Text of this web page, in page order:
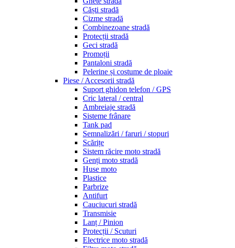
Căști stradă
Cizme stradă
Combinezoane stradă
Protecții stradă
Geci stradă
Promoții
Pantaloni stradă
Pelerine și costume de ploaie
Piese / Accesorii stradă
Suport ghidon telefon / GPS
Cric lateral / central
Ambreiaje stradă
Sisteme frânare
Tank pad
Semnalizări / faruri / stopuri
Scărițe
Sistem răcire moto stradă
Genți moto stradă
Huse moto
Plastice
Parbrize
Antifurt
Cauciucuri stradă
Transmisie
Lanț / Pinion
Protecții / Scuturi
Electrice moto stradă